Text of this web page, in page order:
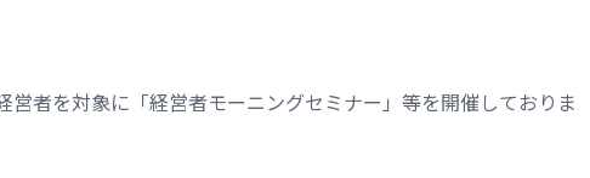
者を対象に「経営者モーニングセミナー」等を開催しておりま